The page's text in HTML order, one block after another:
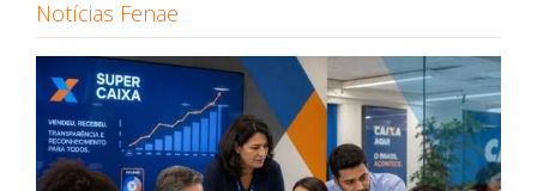
Notícias Fenae